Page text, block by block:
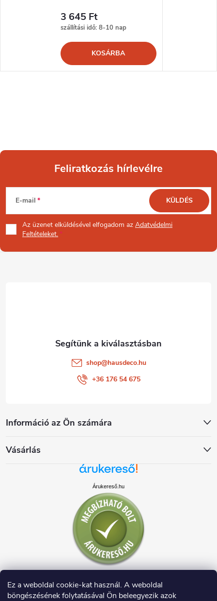
Ez a weboldal cookie-kat használ. A weboldal
böngészésének folytatásával Ön beleegyezik azok
3 645 Ft
szállítási idő: 8-10 nap
KOSÁRBA
L
á
b
Feliratkozás hírlevélre
E-mail
Az üzenet elküldésével elfogadom az Adatvédelmi
Feltételeket.
KÜLDÉS
Információ az Ön számára
Vásárlás
shop@hausdeco.hu
+36 176 54 675
Árukereső.hu